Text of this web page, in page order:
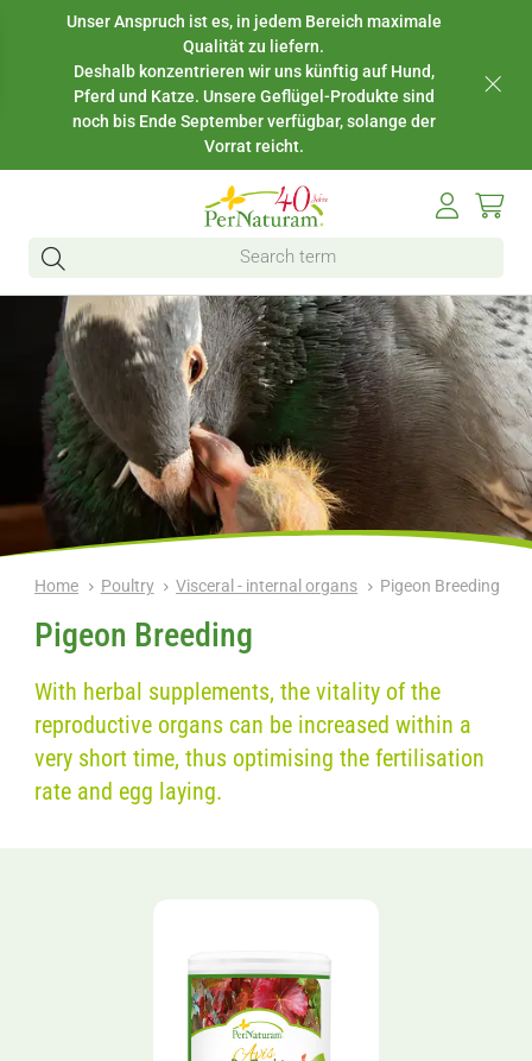
Unser Anspruch ist es, in jedem Bereich maximale
Qualität zu liefern.
Deshalb konzentrieren wir uns künftig auf Hund,
Pferd und Katze. Unsere Geflügel-Produkte sind
noch bis Ende September verfügbar, solange der
Vorrat reicht.
Home Poultry Visceral - internal organs Pigeon Breeding
Pigeon Breeding
With herbal supplements, the vitality of the
reproductive organs can be increased within a
very short time, thus optimising the fertilisation
rate and egg laying.